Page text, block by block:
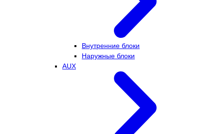
Внутренние блоки
Наружные блоки
AUX